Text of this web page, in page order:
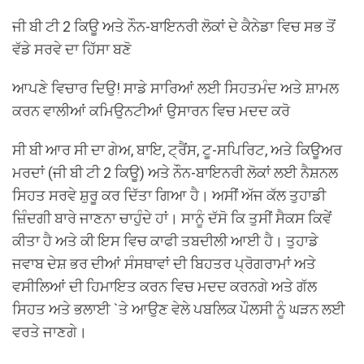
ਜੀ ਬੀ ਟੀ 2 ਕਿਊ ਅਤੇ ਨੌਨ-ਬਾਇਨਰੀ ਲੋਕਾਂ ਦੇ ਕੈਨੇਡਾ ਵਿਚ ਸਭ ਤੋਂ
ਵੱਡੇ ਸਰਵੇ ਦਾ ਹਿੱਸਾ ਬਣੋ
ਆਪਣੇ ਵਿਚਾਰ ਦਿਉ! ਸਾਡੇ ਸਾਰਿਆਂ ਲਈ ਸਿਹਤਮੰਦ ਅਤੇ ਸ਼ਾਮਲ
ਕਰਨ ਵਾਲੀਆਂ ਕਮਿਉਨਟੀਆਂ ਉਸਾਰਨ ਵਿਚ ਮਦਦ ਕਰੋ
ਸੀ ਬੀ ਆਰ ਸੀ ਦਾ ਗੇਅ, ਬਾਇ, ਟ੍ਰੈਂਸ, ਟੂ-ਸਪਿਰਿਟ, ਅਤੇ ਕਿਊਅਰ
ਮਰਦਾਂ (ਜੀ ਬੀ ਟੀ 2 ਕਿਊ) ਅਤੇ ਨੌਨ-ਬਾਇਨਰੀ ਲੋਕਾਂ ਲਈ ਨੈਸ਼ਨਲ
ਸਿਹਤ ਸਰਵੇ ਸ਼ੁਰੂ ਕਰ ਦਿੱਤਾ ਗਿਆ ਹੈ। ਅਸੀਂ ਅੱਜ ਕੱਲ ਤੁਹਾਡੀ
ਜ਼ਿੰਦਗੀ ਬਾਰੇ ਜਾਣਨਾ ਚਾਹੁੰਦੇ ਹਾਂ। ਸਾਨੂੰ ਦੱਸੋ ਕਿ ਤੁਸੀਂ ਸੈਕਸ ਕਿਵੇਂ
ਕੀਤਾ ਹੈ ਅਤੇ ਕੀ ਇਸ ਵਿਚ ਕਾਫੀ ਤਬਦੀਲੀ ਆਈ ਹੈ। ਤੁਹਾਡੇ
ਜਵਾਬ ਦੇਸ਼ ਭਰ ਦੀਆਂ ਸੰਸਥਾਵਾਂ ਦੀ ਬਿਹਤਰ ਪ੍ਰੋਗਰਾਮਾਂ ਅਤੇ
ਵਸੀਲਿਆਂ ਦੀ ਹਿਮਾਇਤ ਕਰਨ ਵਿਚ ਮਦਦ ਕਰਨਗੇ ਅਤੇ ਗੱਲ
ਸਿਹਤ ਅਤੇ ਭਲਾਈ `ਤੇ ਆਉਣ ਵੇਲੇ ਪਬਲਿਕ ਪੌਲਸੀ ਨੂੰ ਘੜਨ ਲਈ
ਵਰਤੇ ਜਾਣਗੇ।